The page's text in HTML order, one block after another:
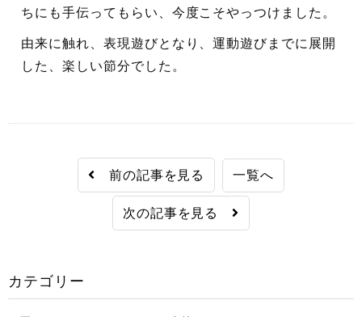
ちにも手伝ってもらい、今度こそやっつけました。
由来に触れ、表現遊びとなり、運動遊びまでに展開
した、楽しい節分でした。
前の記事を見る 一覧へ
次の記事を見る
カテゴリー